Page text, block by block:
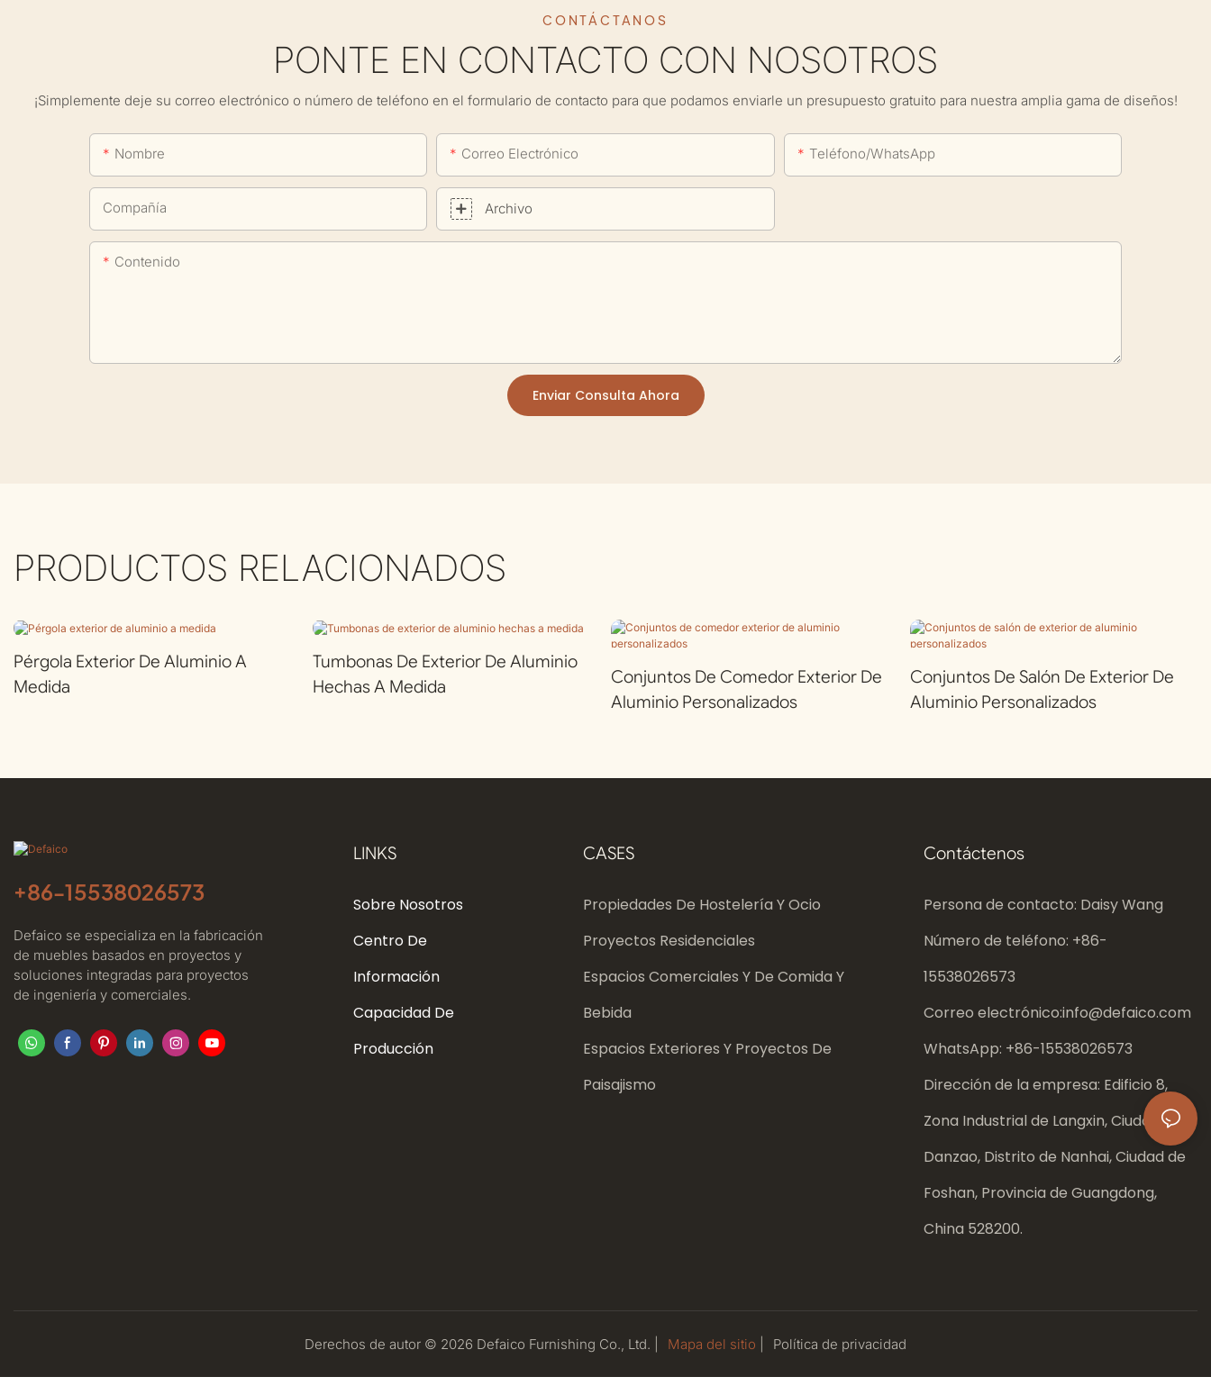
CONTÁCTANOS
PONTE EN CONTACTO CON NOSOTROS
¡Simplemente deje su correo electrónico o número de teléfono en el formulario de contacto para que podamos enviarle un presupuesto gratuito para nuestra amplia gama de diseños!
Nombre Correo Electrónico Teléfono/WhatsApp
Compañía Archivo
Contenido
Enviar Consulta Ahora
PRODUCTOS RELACIONADOS
Pérgola Exterior De Aluminio A
Medida
Tumbonas De Exterior De Aluminio
Hechas A Medida
Conjuntos De Comedor Exterior De
Aluminio Personalizados
Conjuntos De Salón De Exterior De
Aluminio Personalizados
+86-15538026573
Defaico se especializa en la fabricación
de muebles basados ​​en proyectos y
soluciones integradas para proyectos
de ingeniería y comerciales.
LINKS
Sobre Nosotros
Centro De
Información
Capacidad De
Producción
CASES
Propiedades De Hostelería Y Ocio
Proyectos Residenciales
Espacios Comerciales Y De Comida Y
Bebida
Espacios Exteriores Y Proyectos De
Paisajismo
Contáctenos
Persona de contacto: Daisy Wang
Número de teléfono: +86-
15538026573
Correo electrónico:info@defaico.com
WhatsApp: +86-15538026573
Dirección de la empresa: Edificio 8,
Zona Industrial de Langxin, Ciudad de
Danzao, Distrito de Nanhai, Ciudad de
Foshan, Provincia de Guangdong,
China 528200.
Derechos de autor © 2026 Defaico Furnishing Co., Ltd. | Mapa del sitio Política de privacidad